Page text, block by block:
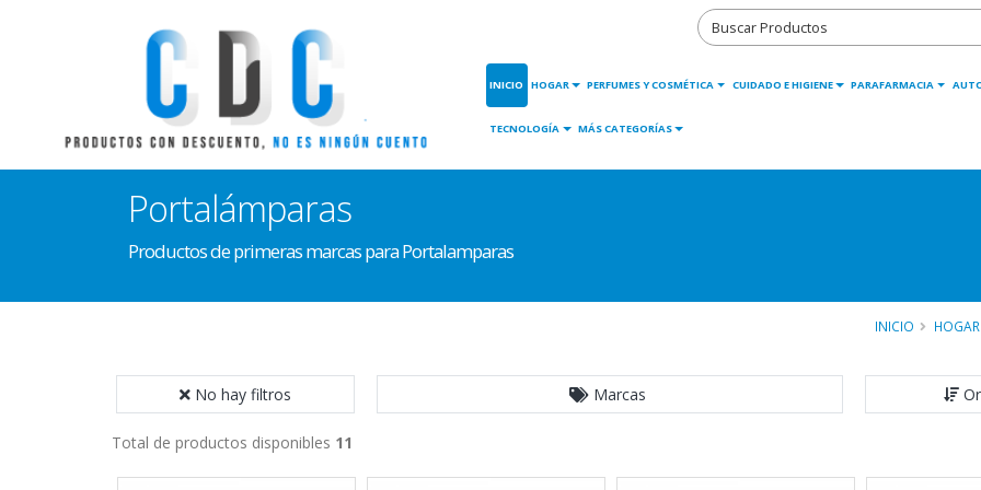
INICIO HOGAR PERFUMES Y COSMÉTICA CUIDADO E HIGIENE PARAFARMACIA
TECNOLOGÍA MÁS CATEGORÍAS
Portalámparas
Productos de primeras marcas para Portalamparas
INICIO HOGAR
No hay filtros Marcas
Total de productos disponibles 11